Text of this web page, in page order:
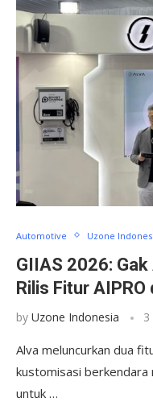
Automotive Uzone
GIIAS 2026:
Rilis Fitur AIPRO
by Uzone Indonesia 3
Alva meluncurkan dua
kustomisasi berkendara
untuk …